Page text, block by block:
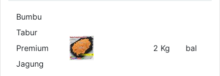
Bumbu
Tabur
Premium
Jagung
2 Kg bal